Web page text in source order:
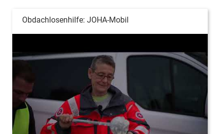
Obdachlosenhilfe: JOHA-Mobil